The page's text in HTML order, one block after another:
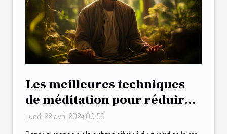
Les meilleures techniques
de méditation pour réduire
l'anxiété et améliorer le
bien-être quotidien
Lundi 22 avril 2024 00:56